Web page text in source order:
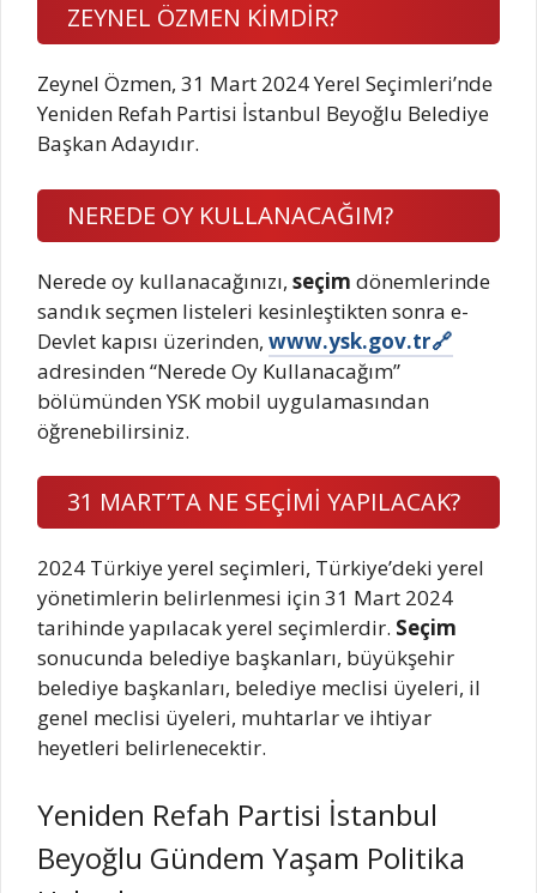
ZEYNEL ÖZMEN KİMDİR?
Zeynel Özmen, 31 Mart 2024 Yerel Seçimleri’nde
Yeniden Refah Partisi İstanbul Beyoğlu Belediye
Başkan Adayıdır.
NEREDE OY KULLANACAĞIM?
Nerede oy kullanacağınızı, seçim dönemlerinde
sandık seçmen listeleri kesinleştikten sonra e-
Devlet kapısı üzerinden, www.ysk.gov.tr
adresinden “Nerede Oy Kullanacağım”
bölümünden YSK mobil uygulamasından
öğrenebilirsiniz.
31 MART’TA NE SEÇİMİ YAPILACAK?
2024 Türkiye yerel seçimleri, Türkiye’deki yerel
yönetimlerin belirlenmesi için 31 Mart 2024
tarihinde yapılacak yerel seçimlerdir. Seçim
sonucunda belediye başkanları, büyükşehir
belediye başkanları, belediye meclisi üyeleri, il
genel meclisi üyeleri, muhtarlar ve ihtiyar
heyetleri belirlenecektir.
Yeniden Refah Partisi İstanbul
Beyoğlu Gündem Yaşam Politika